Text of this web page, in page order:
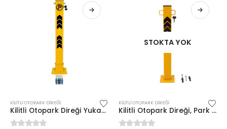
KILITLI OTOPARK DIREĞI
Kilitli Otopark Direği Yukarıdan Kilitli 75 cm, Park Bariyeri
STOKTA YOK
KILITLI OTOPARK DIREĞI
Kilitli Otopark Direği, Park Bariyeri, Dubası